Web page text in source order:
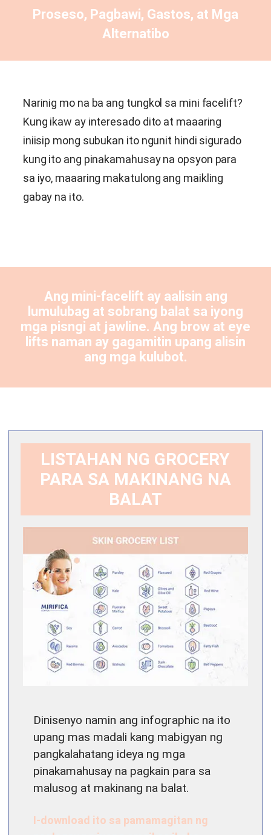
Proseso, Pagbawi, Gastos, at Mga
Alternatibo
Narinig mo na ba ang tungkol sa mini facelift?
Kung ikaw ay interesado dito at maaaring
iniisip mong subukan ito ngunit hindi sigurado
kung ito ang pinakamahusay na opsyon para
sa iyo, maaaring makatulong ang maikling
gabay na ito.
Ang mini-facelift ay aalisin ang
lumulubag at sobrang balat sa iyong
mga pisngi at jawline. Ang brow at eye
lifts naman ay gagamitin upang alisin
ang mga kulubot.
LISTAHAN NG GROCERY
PARA SA MAKINANG NA
BALAT
Dinisenyo namin ang infographic na ito
upang mas madali kang mabigyan ng
pangkalahatang ideya ng mga
pinakamahusay na pagkain para sa
malusog at makinang na balat.
I-download ito sa pamamagitan ng